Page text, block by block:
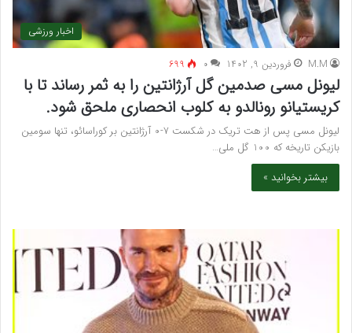
اخبار ورزشی
M.M فروردین 9, 1402 ۰ 699
لیونل مسی صدمین گل آرژانتین را به ثمر رساند تا با
کریستیانو رونالدو به کلوب انحصاری ملحق شود.
لیونل مسی پس از هت تریک در شکست 7-0 آرژانتین بر کوراسائو، تنها سومین
بازیکن تاریخه که 100 گل ملی…
بیشتر بخوانید »